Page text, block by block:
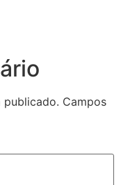
publicado. Campos